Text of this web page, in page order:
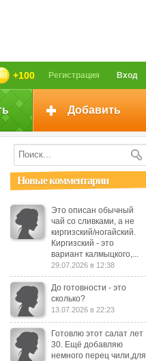
Вход
Регистрация
+100
Добавить
Новые комментарии
Это описан обычный
чай со сливками, а не
киргизский/ногайский.
Киргизский - это
вариант калмыцкого,...
29.07.2026 в 12:38
До готовности - это
сколько?
13.07.2026 в 22:23
Готовлю этот салат лет
30. Ещё добавляю
немного перец чили,для